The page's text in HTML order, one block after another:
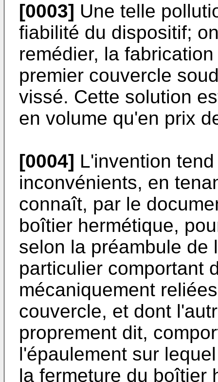
[0003] Une telle
fiabilité du dispositif;
remédier, la
premier couvercle
vissé. Cette solution
en volume qu'en prix
[0004] L'invention
inconvénients, en
connaît, par le
boîtier hermétique,
selon la préambule de
particulier comportant
mécaniquement
couvercle, et dont
proprement dit,
l'épaulement sur
la fermeture du boîtier